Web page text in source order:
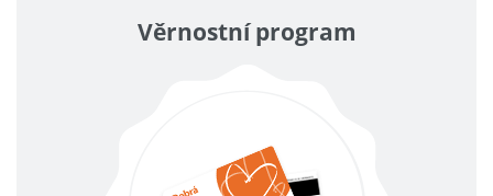
Věrnostní program